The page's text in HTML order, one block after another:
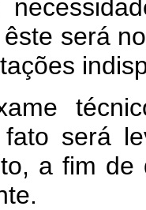
será
será
a fim